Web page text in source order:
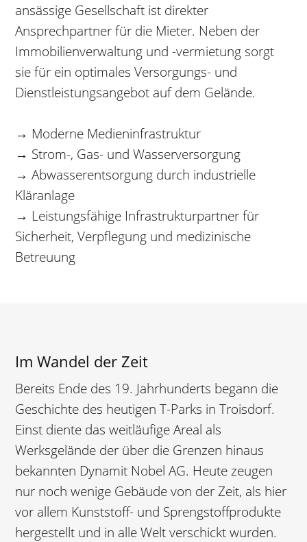
ansässige Gesellschaft ist direkter
Ansprechpartner für die Mieter. Neben der
Immobilienverwaltung und -vermietung sorgt
sie für ein optimales Versorgungs- und
Dienstleistungsangebot auf dem Gelände.
→ Moderne Medieninfrastruktur
→ Strom-, Gas- und Wasserversorgung
→ Abwasserentsorgung durch industrielle
Kläranlage
→ Leistungsfähige Infrastrukturpartner für
Sicherheit, Verpflegung und medizinische
Betreuung
Im Wandel der Zeit
Bereits Ende des 19. Jahrhunderts begann die
Geschichte des heutigen T-Parks in Troisdorf.
Einst diente das weitläufige Areal als
Werksgelände der über die Grenzen hinaus
bekannten Dynamit Nobel AG. Heute zeugen
nur noch wenige Gebäude von der Zeit, als hier
vor allem Kunststoff- und Sprengstoffprodukte
hergestellt und in alle Welt verschickt wurden.